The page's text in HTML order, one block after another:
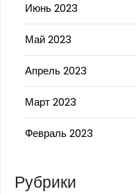
Июнь 2023
Май 2023
Апрель 2023
Март 2023
Февраль 2023
Рубрики